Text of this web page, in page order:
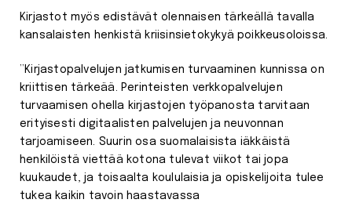
Kirjastot myös edistävät olennaisen tärkeällä tavalla
kansalaisten henkistä kriisinsietokykyä poikkeusoloissa.
”Kirjastopalvelujen jatkumisen turvaaminen kunnissa on
kriittisen tärkeää. Perinteisten verkkopalvelujen
turvaamisen ohella kirjastojen työpanosta tarvitaan
erityisesti digitaalisten palvelujen ja neuvonnan
tarjoamiseen. Suurin osa suomalaisista iäkkäistä
henkilöistä viettää kotona tulevat viikot tai jopa
kuukaudet, ja toisaalta koululaisia ja opiskelijoita tulee
tukea kaikin tavoin haastavassa